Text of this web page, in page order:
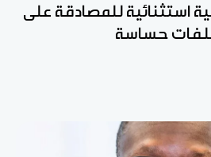
استثنائية للمصادقة على